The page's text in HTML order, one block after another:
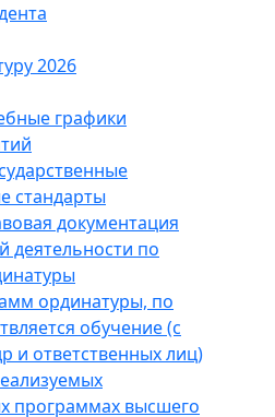
2026
графики
стандарты
документация
деятельности по
ординатуры, по
обучение (с
и ответственных лиц)
программах высшего